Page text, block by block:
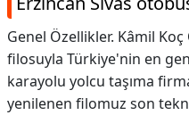
Genel Özellikler. Kâmil
filosuyla Türkiye'nin en
karayolu yolcu taşıma
yenilenen filomuz son